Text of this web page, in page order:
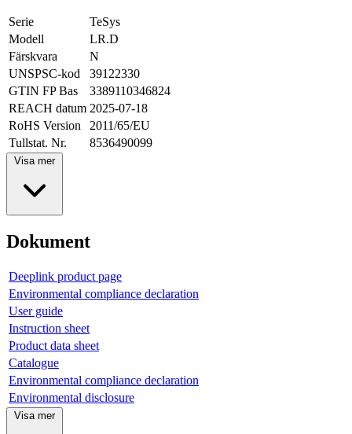
Serie
TeSys
Modell
LR.D
Färskvara
N
UNSPSC-kod
39122330
GTIN FP Bas
3389110346824
REACH datum 2025-07-18
RoHS Version
2011/65/EU
Tullstat. Nr.
8536490099
Visa mer
Dokument
Deeplink product page
Environmental compliance declaration
User guide
Instruction sheet
Product data sheet
Catalogue
Environmental compliance declaration
Environmental disclosure
Visa mer